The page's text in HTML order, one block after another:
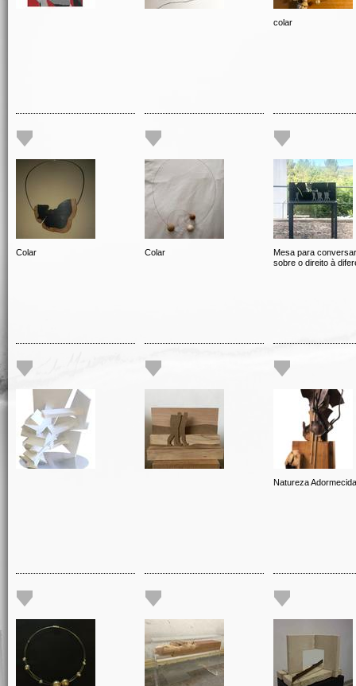
colar
Colar Colar
Mesa para conversar
sobre o direito à
Natureza Adormecida